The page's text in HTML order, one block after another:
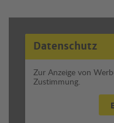
Datenschutz
Zur Anzeige von
Zustimmung.